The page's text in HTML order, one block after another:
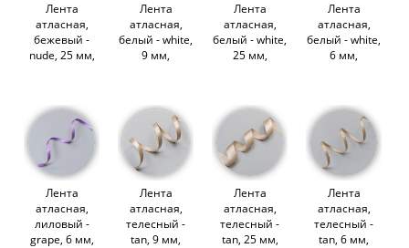
Лента
атласная,
бежевый -
nude, 25 мм,
Лента
атласная,
белый - white,
9 мм,
Лента
атласная,
белый - white,
25 мм,
Лента
атласная,
белый - white,
6 мм,
Лента
атласная,
лиловый -
grape, 6 мм,
Лента
атласная,
телесный -
tan, 9 мм,
Лента
атласная,
телесный -
tan, 25 мм,
Лента
атласная,
телесный -
tan, 6 мм,